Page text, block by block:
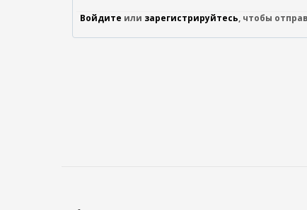
Войдите или зарегистрируйтесь, чтобы